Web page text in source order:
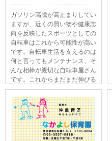
ガソリン高騰が高止まりしてい
ますが、近くの買い物や健康志
向を反映したスポーツとしての
自転車はこれから可能性が高い
です。自転車生活を支えるのは
何と言ってもメンテナンス、そ
んな相棒が親切な自転車屋さん
です。これからまだまだ伸びる
業種だと注目です。